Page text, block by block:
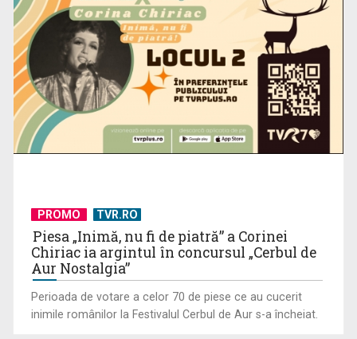
Întâlnire cu jazz-ul autohton, la TVR Cultural: „Contemporan
în România”, un ...
PROMO TVR.RO
Piesa „Inimă, nu fi de piatră” a Corinei
Chiriac ia argintul în concursul „Cerbul de
Aur Nostalgia”
Perioada de votare a celor 70 de piese ce au cucerit
inimile românilor la Festivalul Cerbul de Aur s-a încheiat.